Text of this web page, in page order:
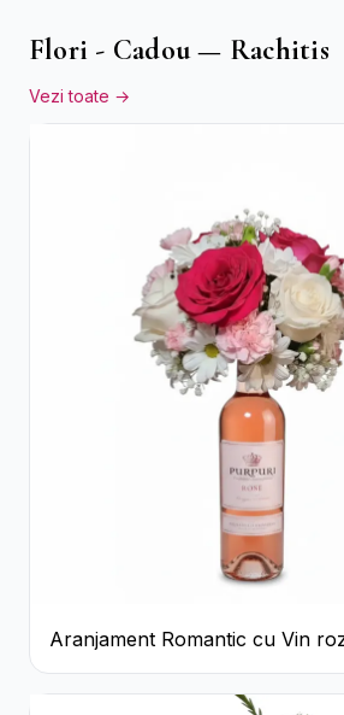
Flori - Cadou — Rachitis
Vezi toate →
Aranjament Romantic cu Vin
Flori pastel